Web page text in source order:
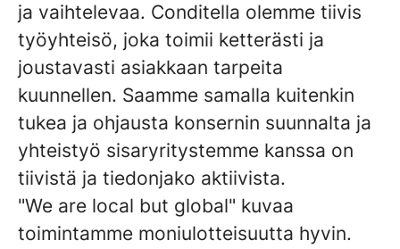
ja vaihtelevaa. Conditella olemme tiivis
työyhteisö, joka toimii ketterästi ja
joustavasti asiakkaan tarpeita
kuunnellen. Saamme samalla kuitenkin
tukea ja ohjausta konsernin suunnalta ja
yhteistyö sisaryritystemme kanssa on
tiivistä ja tiedonjako aktiivista.
"We are local but global" kuvaa
toimintamme moniulotteisuutta hyvin.